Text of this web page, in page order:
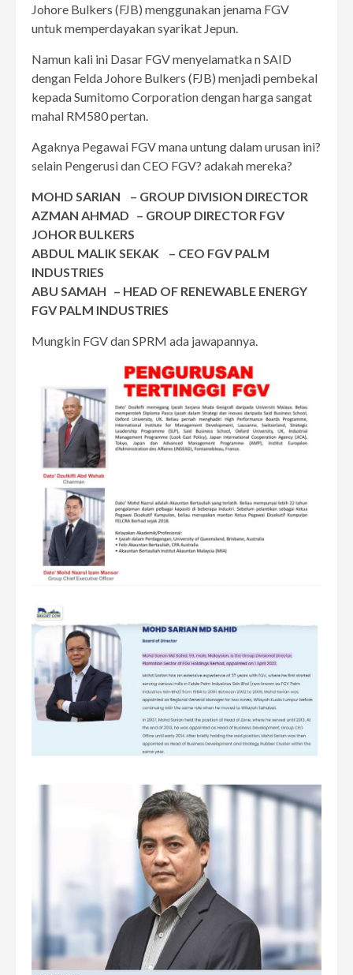
Johore Bulkers (FJB) menggunakan jenama FGV
untuk memperdayakan syarikat Jepun.
Namun kali ini Dasar FGV menyelamatka n SAID
dengan Felda Johore Bulkers (FJB) menjadi pembekal
kepada Sumitomo Corporation dengan harga sangat
mahal RM580 pertan.
Agaknya Pegawai FGV mana untung dalam urusan ini?
selain Pengerusi dan CEO FGV? adakah mereka?
MOHD SARIAN – GROUP DIVISION DIRECTOR
AZMAN AHMAD – GROUP DIRECTOR FGV
JOHOR BULKERS
ABDUL MALIK SEKAK – CEO FGV PALM
INDUSTRIES
ABU SAMAH – HEAD OF RENEWABLE ENERGY
FGV PALM INDUSTRIES
Mungkin FGV dan SPRM ada jawapannya.